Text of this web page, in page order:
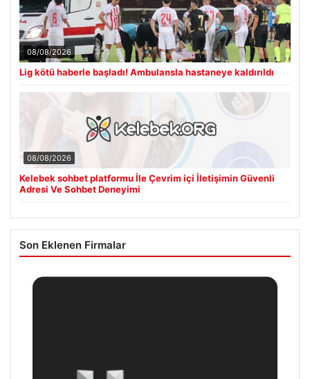
08/08/2026
Lig kötü haberle başladı! Ambulansla hastaneye kaldırıldı
08/08/2026
Kelebek sohbet platformu İle Çevrim içi İletişimin Güvenli
Adresi Ve Sohbet Deneyimi
Son Eklenen Firmalar